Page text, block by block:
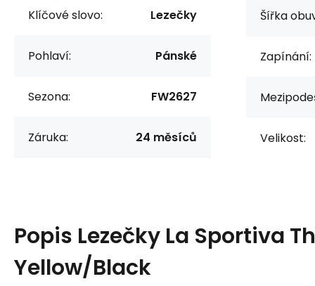
Klíčové slovo: Lezečky
Pohlaví: Pánské
Sezona: FW2627
Záruka: 24 měsíců
Šířka
Zapínání:
Velikost:
Popis Lezečky La Sportiva
Yellow/Black